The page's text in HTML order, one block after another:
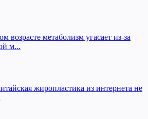
возрасте метаболизм угасает из-за
м...
жиропластика из интернета не